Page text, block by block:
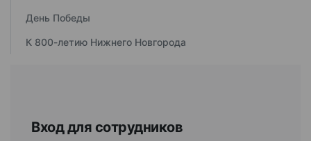
День Победы
К 800-летию Нижнего Новгорода
Вход для сотрудников